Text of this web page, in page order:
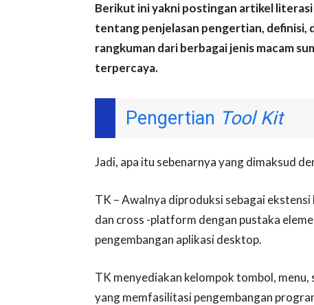
Berikut ini yakni postingan artikel
tentang penjelasan pengertian, definisi,
rangkuman dari berbagai jenis macam
terpercaya.
Pengertian Tool Kit
Jadi, apa itu sebenarnya yang dimaksud
TK – Awalnya diproduksi sebagai
dan cross -platform dengan pustaka
pengembangan aplikasi desktop.
TK menyediakan kelompok tombol,
yang memfasilitasi pengembangan